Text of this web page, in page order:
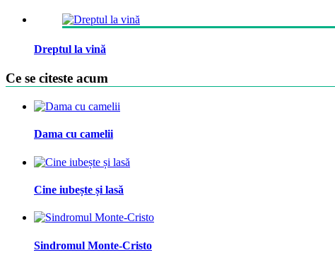
Dreptul la vină
Ce se citeste acum
Dama cu camelii
Cine iubește și lasă
Sindromul Monte-Cristo